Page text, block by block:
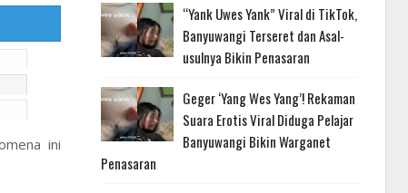
ini
“Yank Uwes Yank” Viral di TikTok,
Banyuwangi Terseret dan Asal-
usulnya Bikin Penasaran
Geger ‘Yang Wes Yang’! Rekaman
Suara Erotis Viral Diduga Pelajar
Banyuwangi Bikin Warganet
Penasaran